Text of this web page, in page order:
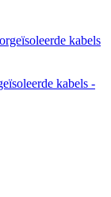
kabels -